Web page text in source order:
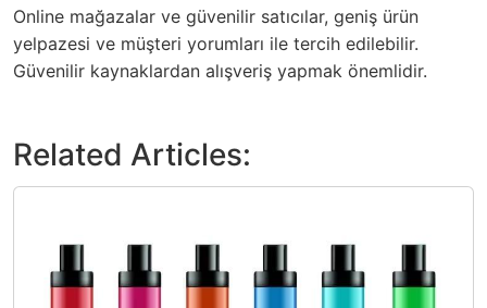
Online mağazalar ve güvenilir satıcılar, geniş ürün
yelpazesi ve müşteri yorumları ile tercih edilebilir.
Güvenilir kaynaklardan alışveriş yapmak önemlidir.
Related Articles: